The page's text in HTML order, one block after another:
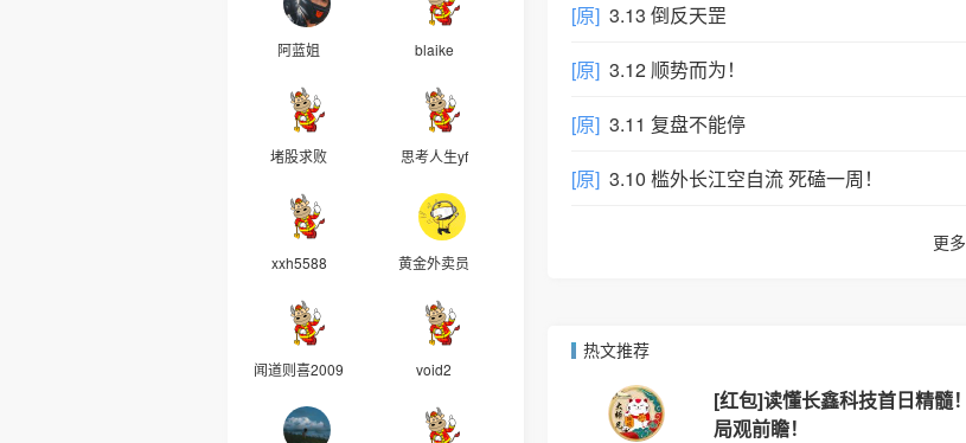
阿蓝姐 blaike
堵股求败 思考人生yf
xxh5588 黄金外卖员
闻道则喜2009 void2
[原] 3.13 倒反天罡
[原] 3.12 顺势而为！
[原] 3.11 复盘不能停
[原] 3.10 槛外长江空自流 死磕一周！
更
热文推荐
[红包]读懂长鑫科技首日精髓
局观前瞻！